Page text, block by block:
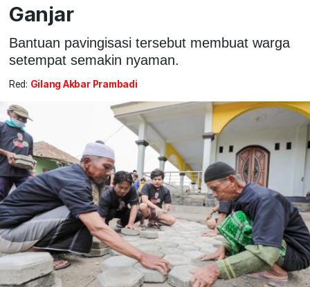
Ganjar
Bantuan pavingisasi tersebut membuat warga
setempat semakin nyaman.
Red: Gilang Akbar Prambadi